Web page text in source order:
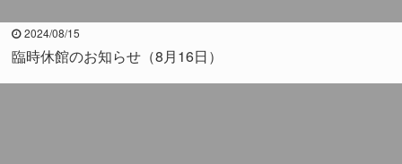
2024/08/15
臨時休館のお知らせ（8月16日）